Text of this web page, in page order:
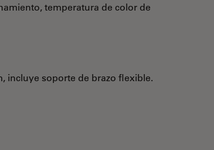
temperatura de color de
incluye soporte de brazo flexible.